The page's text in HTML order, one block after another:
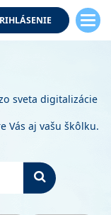
sveta digitalizácie
Vás aj vašu škôlku.